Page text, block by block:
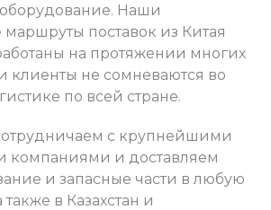
Наши
маршруты поставок из Китая
на протяжении многих
клиенты не сомневаются во
по всей стране.
с крупнейшими
компаниями и доставляем
и запасные части в любую
в Казахстан и